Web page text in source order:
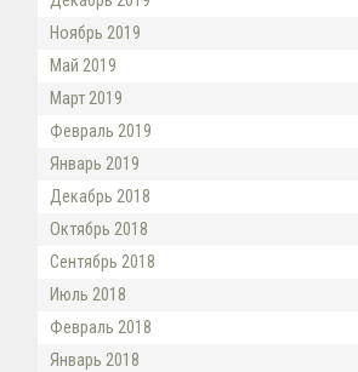
Ноябрь 2019
Май 2019
Март 2019
Февраль 2019
Январь 2019
Декабрь 2018
Октябрь 2018
Сентябрь 2018
Июль 2018
Февраль 2018
Январь 2018